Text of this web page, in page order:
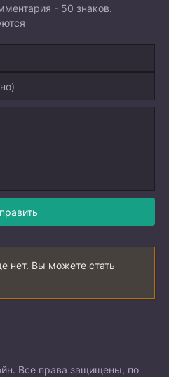
- 50 знаков.
нет. Вы можете стать
Все права защищены, по